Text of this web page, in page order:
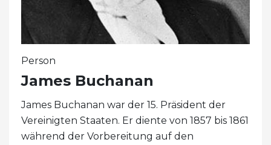
Person
James Buchanan
James Buchanan war der 15. Präsident der
Vereinigten Staaten. Er diente von 1857 bis 1861
während der Vorbereitung auf den